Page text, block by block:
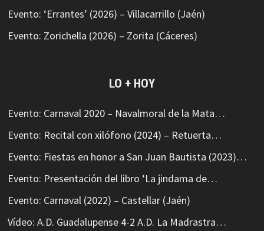
Evento: ‘Errantes’ (2026) – Villacarrillo (Jaén)
Evento: Zorichella (2026) – Zorita (Cáceres)
LO + HOY
Evento: Carnaval 2020 – Navalmoral de la Mata…
Evento: Recital con xilófono (2024) – Retuerta…
Evento: Fiestas en honor a San Juan Bautista (2023)…
Evento: Presentación del libro ‘La jindama de…
Evento: Carnaval (2022) – Castellar (Jaén)
Vídeo: A.D. Guadalupense 4-2 A.D. La Madrastra…